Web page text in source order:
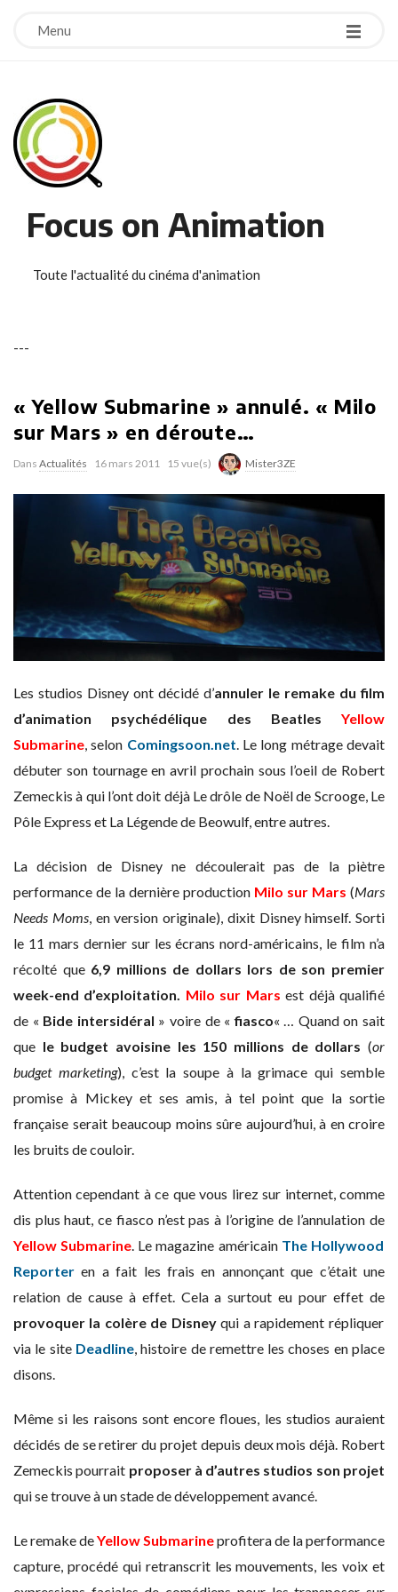
Menu
Focus on Animation
Toute l'actualité du cinéma d'animation
---
« Yellow Submarine » annulé. « Milo
sur Mars » en déroute…
Dans Actualités 16 mars 2011 15 vue(s) Mister3ZE
Les studios Disney ont décidé d’annuler le remake du film
d’animation psychédélique des Beatles Yellow
Submarine, selon Comingsoon.net. Le long métrage devait
débuter son tournage en avril prochain sous l’oeil de Robert
Zemeckis à qui l’ont doit déjà Le drôle de Noël de Scrooge, Le
Pôle Express et La Légende de Beowulf, entre autres.
La décision de Disney ne découlerait pas de la piètre
performance de la dernière production Milo sur Mars (Mars
Needs Moms, en version originale), dixit Disney himself. Sorti
le 11 mars dernier sur les écrans nord-américains, le film n’a
récolté que6,9 millions de dollars lors de son premier
week-end d’exploitation. Milo sur Mars est déjà qualifié
de « Bide intersidéral » voire de «fiasco« … Quand on sait
que le budget avoisine les 150 millions de dollars (or
budget marketing), c’est la soupe à la grimace qui semble
promise à Mickey et ses amis, à tel point que la sortie
française serait beaucoup moins sûre aujourd’hui, à en croire
les bruits de couloir.
Attention cependant à ce que vous lirez sur internet, comme
dis plus haut, ce fiasco n’est pas à l’origine de l’annulation de
Yellow Submarine. Le magazine américain The Hollywood
Reporter en a fait les frais en annonçant que c’était une
relation de cause à effet. Cela a surtout eu pour effet de
provoquer la colère de Disneyqui a rapidement répliquer
via le site Deadline, histoire de remettre les choses en place
disons.
Même si les raisons sont encore floues, les studios auraient
décidés de se retirer du projet depuis deux mois déjà. Robert
Zemeckis pourrait proposer à d’autres studios son projet
qui se trouve à un stade de développement avancé.
Le remake deYellow Submarineprofitera de la performance
capture, procédé qui retranscrit les mouvements, les voix et